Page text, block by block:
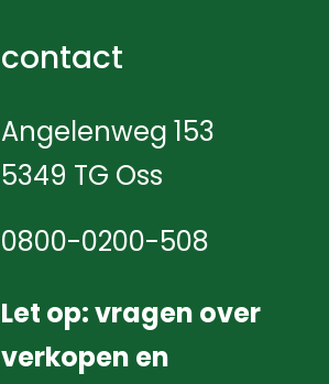
contact
Angelenweg 153
5349 TG Oss
0800-0200-508
Let op: vragen over
verkopen en